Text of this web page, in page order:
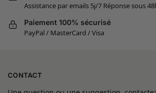
Assistance par emails 5j/7 Réponse sous
Paiement 100% sécurisé
PayPal / MasterCard / Visa
CONTACT